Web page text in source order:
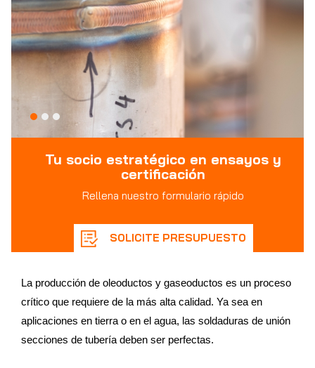
Tu socio estratégico en ensayos y
certificación
Rellena nuestro formulario rápido
SOLICITE PRESUPUESTO
La producción de oleoductos y gaseoductos es un proceso
crítico que requiere de la más alta calidad. Ya sea en
aplicaciones en tierra o en el agua, las soldaduras de unión
secciones de tubería deben ser perfectas.